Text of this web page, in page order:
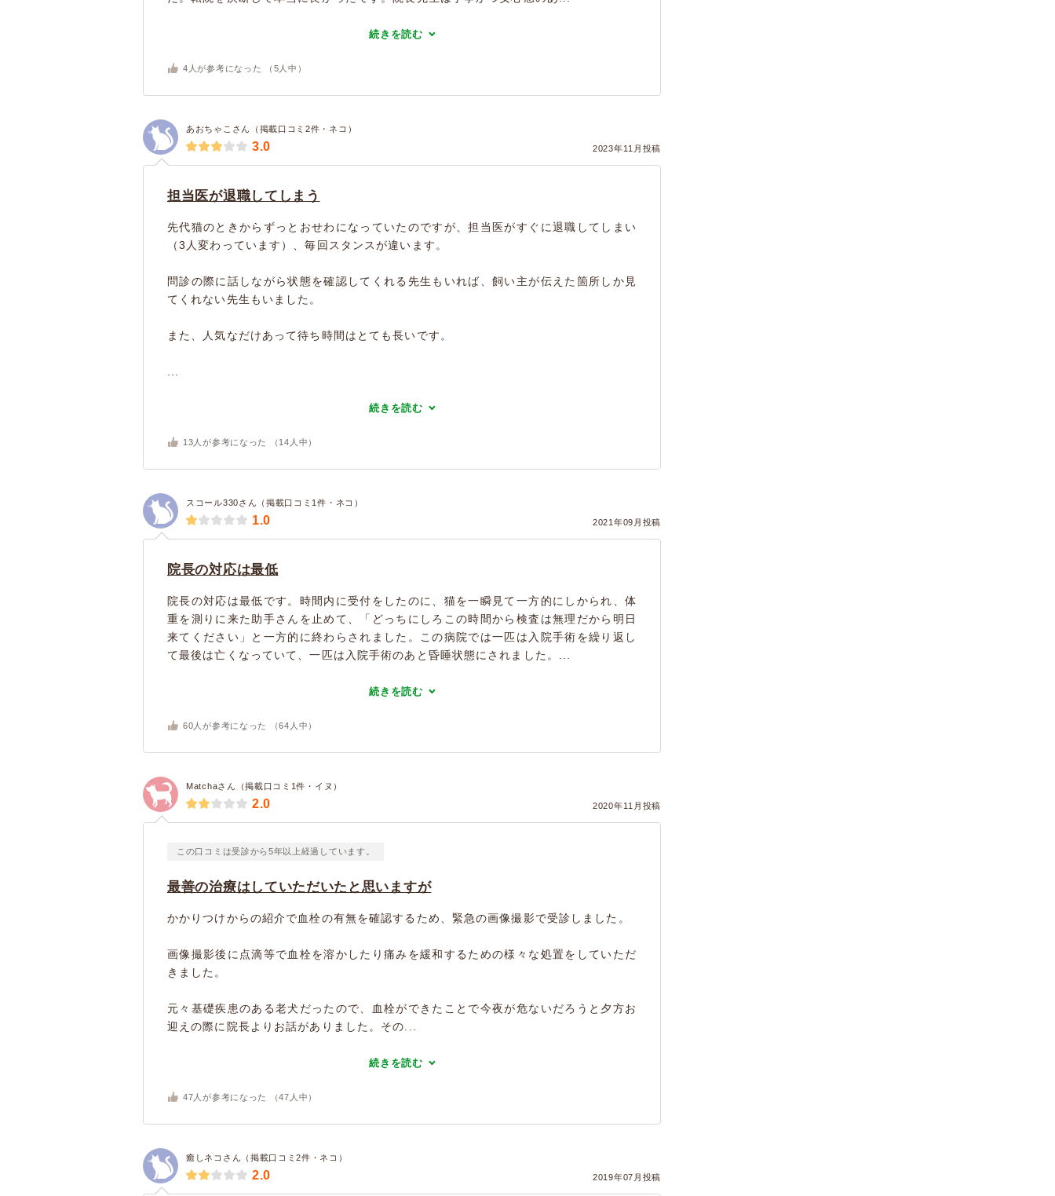
続きを読む
4 人が参考になった （ 5 人中）
あおちゃこさん（掲載口コミ2件・ネコ）
2023年11月投稿
3.0
担当医が退職してしまう
先代猫のときからずっとおせわになっていたのですが、担当医がすぐに退職してしまい
（3人変わっています）、毎回スタンスが違います。
問診の際に話しながら状態を確認してくれる先生もいれば、飼い主が伝えた箇所しか見
てくれない先生もいました。
また、人気なだけあって待ち時間はとても長いです。
続きを読む
13 人が参考になった （ 14 人中）
スコール330さん（掲載口コミ1件・ネコ）
2021年09月投稿
1.0
院長の対応は最低
院長の対応は最低です。時間内に受付をしたのに、猫を一瞬見て一方的にしかられ、体
重を測りに来た助手さんを止めて、「どっちにしろこの時間から検査は無理だから明日
来てください」と一方的に終わらされました。この病院では一匹は入院手術を繰り返し
て最後は亡くなっていて、一匹は入院手術のあと昏睡状態にされました。...
続きを読む
60 人が参考になった （64 人中）
Matchaさん（掲載口コミ1件・イヌ）
2020年11月投稿
2.0
この口コミは受診から5年以上経過しています。
最善の治療はしていただいたと思いますが
かかりつけからの紹介で血栓の有無を確認するため、緊急の画像撮影で受診しました。
画像撮影後に点滴等で血栓を溶かしたり痛みを緩和するための様々な処置をしていただ
きました。
元々基礎疾患のある老犬だったので、血栓ができたことで今夜が危ないだろうと夕方お
迎えの際に院長よりお話がありました。その...
続きを読む
47 人が参考になった （47 人中）
癒しネコさん（掲載口コミ2件・ネコ）
2019年07月投稿
2.0